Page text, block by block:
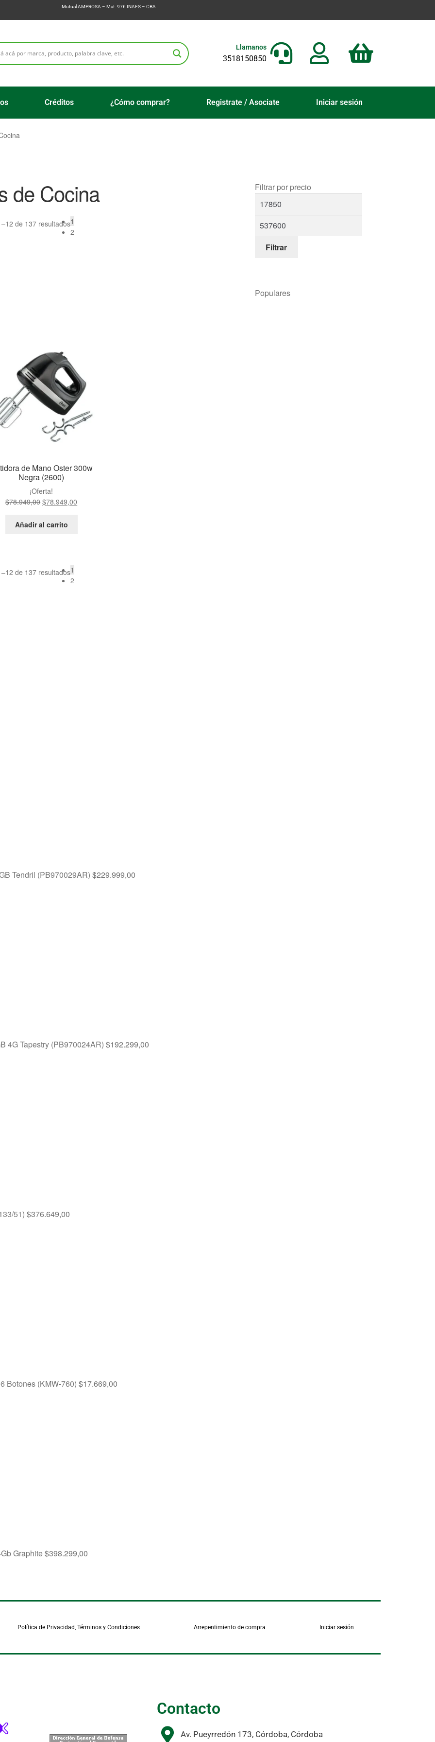
Mutual AMPROSA – Mat. 976 INAES – CBA
Llamanos
3518150850
Créditos ¿Cómo comprar? Registrate / Asociate Iniciar sesión
de Cocina
de 137 resultados1
2
de Mano Oster 300w
Negra (2600)
¡Oferta!
$78.949,00 $78.949,00
Añadir al carrito
de 137 resultados1
2
Filtrar por precio
Filtrar
Populares
Tendril (PB970029AR) $229.999,00
4G Tapestry (PB970024AR) $192.299,00
51) $376.649,00
Botones (KMW-760) $17.669,00
Graphite$398.299,00
Política de Privacidad, Términos y Condiciones Arrepentimiento de compra Iniciar sesión
Contacto
Av. Pueyrredón 173, Córdoba, Córdoba